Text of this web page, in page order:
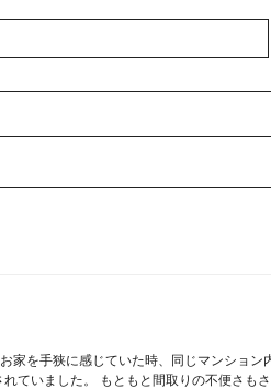
家を手狭に感じていた時、同じマンション
ていました。 もともと間取りの不便さも